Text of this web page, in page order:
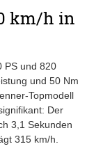
km/h in
PS und 820
und 50 Nm
Topmodell
Der
3,1 Sekunden
315 km/h.